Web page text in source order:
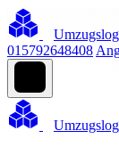
015792648408